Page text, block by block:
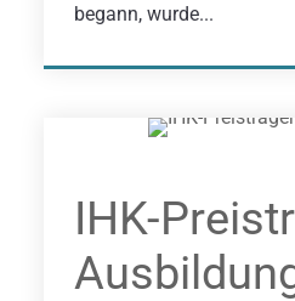
begann, wurde...
IHK-